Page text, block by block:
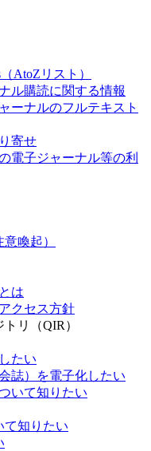
AtoZリスト）
ル購読に関する情報
ーナルのフルテキスト
寄せ
電子ジャーナル等の利
喚起）
は
クセス方針
リ（QIR）
たい
誌）を電子化したい
いて知りたい
て知りたい